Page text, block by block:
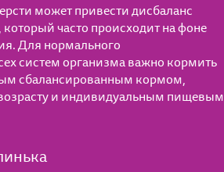
может привести дисбаланс
часто происходит на фоне
Для нормального
систем организма важно кормить
сбалансированным кормом,
и индивидуальным пищевым